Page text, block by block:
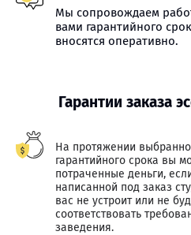
Мы сопровождаем
вами гарантийного
вносятся оперативно.
Гарантии заказа
На протяжении
гарантийного срока вы
потраченные деньги,
написанной под заказ
вас не устроит или не
соответствовать
заведения.